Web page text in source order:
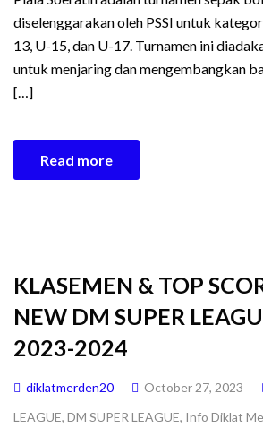
diselenggarakan oleh PSSI untuk
13, U-15, dan U-17. Turnamen ini
untuk menjaring dan mengembangkan
[…]
Read more
KLASEMEN & TOP
NEW DM SUPER
2023-2024
diklatmerden20 October 27, 2023
LEAGUE, DM SUPER LEAGUE, Info Diklat